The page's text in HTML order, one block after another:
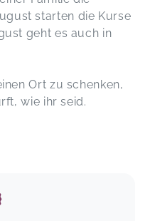
Mischung aus
starten die Kurse
geht es auch in
Ort zu schenken,
wie ihr seid.